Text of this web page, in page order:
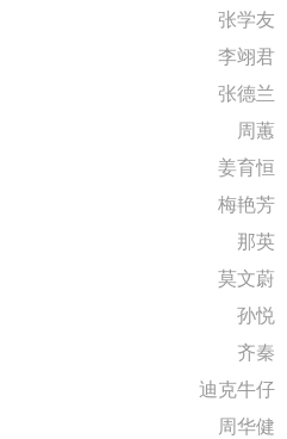
张学友
李翊君
张德兰
周蕙
姜育恒
梅艳芳
那英
莫文蔚
孙悦
齐秦
迪克牛仔
周华健